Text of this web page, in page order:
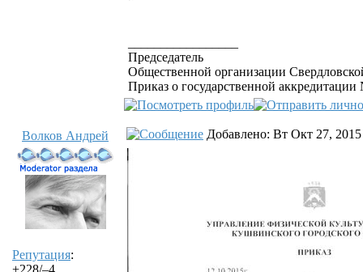
Председатель
Общественной организации
Приказ о государственной
Волков Андрей
Репутация:
+228/–4
Добавлено: Вт Окт 27, 2015